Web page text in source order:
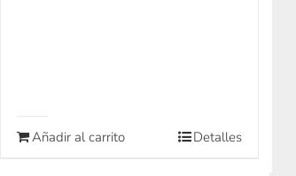
Añadir al carrito Detalles